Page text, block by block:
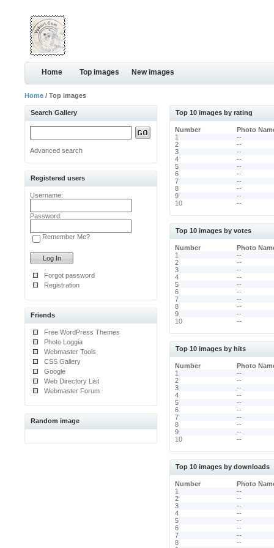
Home Top images New images
Home / Top images
Search Gallery
Advanced search
Registered users
Username:
Password:
Remember Me?
Forgot password
Registration
Friends
Free WordPress Themes
Photo Loggia
Webmaster Tools
CSS Gallery
Google
Web Directory List
Webmaster Forum
Random image
Top 10 images by rating
Number Photo
1
--
2
--
3
--
4
--
5
--
6
--
7
--
8
--
9
--
10
--
Top 10 images by votes
Number Photo
1
--
2
--
3
--
4
--
5
--
6
--
7
--
8
--
9
--
10
--
Top 10 images by hits
Number Photo
1
--
2
--
3
--
4
--
5
--
6
--
7
--
8
--
9
--
10
--
Top 10 images by downloads
Number Photo
1
--
2
--
3
--
4
--
5
--
6
--
7
--
8
--